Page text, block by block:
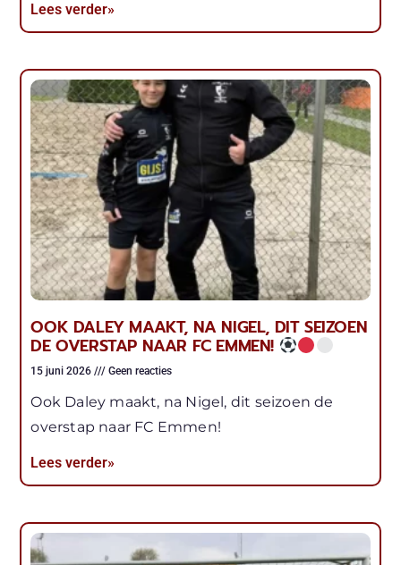
Lees verder»
OOK DALEY MAAKT, NA NIGEL, DIT SEIZOEN
DE OVERSTAP NAAR FC EMMEN!
15 juni 2026 Geen reacties
Ook Daley maakt, na Nigel, dit seizoen de
overstap naar FC Emmen!
Lees verder»